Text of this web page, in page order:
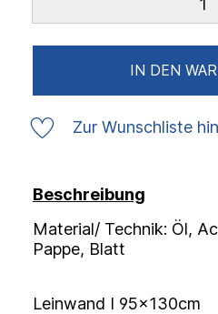
IN DEN
Zur Wunschliste
Beschreibung
Material/ Technik: Öl,
Pappe, Blatt
Leinwand I 95x130cm